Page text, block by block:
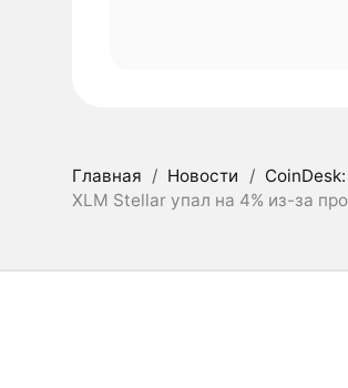
Главная / Новости /
XLM Stellar упал на 4% из-за